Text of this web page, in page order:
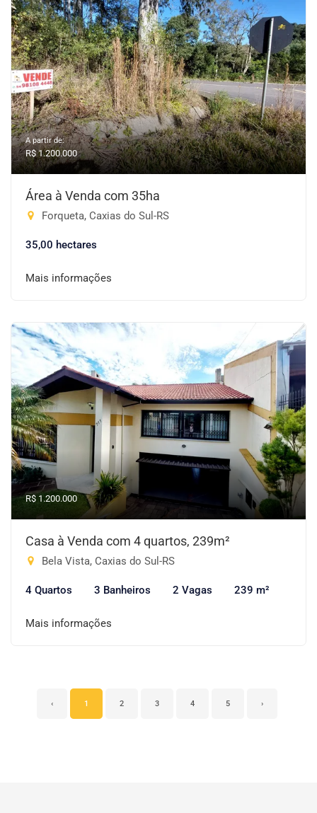
A partir de:
R$ 1.200.000
Área à Venda com 35ha
Forqueta, Caxias do Sul-RS
35,00 hectares
Mais informações
R$ 1.200.000
Casa à Venda com 4 quartos, 239m²
Bela Vista, Caxias do Sul-RS
4 Quartos 3 Banheiros 2 Vagas 239 m²
Mais informações
‹ 1 2 3 4 5 ›